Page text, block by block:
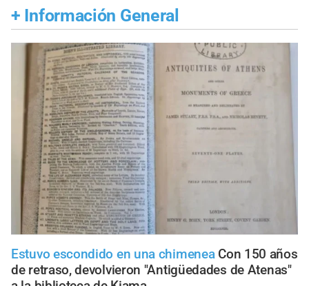
+ Información General
Estuvo escondido en una chimenea Con 150 años
de retraso, devolvieron "Antigüedades de Atenas"